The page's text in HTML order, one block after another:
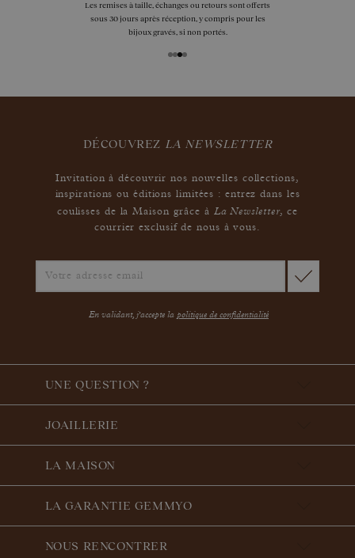
Les remises à taille, échanges ou retours sont offerts
sous 30 jours après réception, y compris pour les
bijoux gravés, si non portés.
DÉCOUVREZ LA NEWSLETTER
Invitation à découvrir nos nouvelles collections,
inspirations ou éditions limitées : entrez dans les
coulisses de la Maison grâce à La Newsletter,ce
courrier exclusif de nous à vous.
En validant, j'accepte la politique de confidentialité
UNE QUESTION ?
JOAILLERIE
LA MAISON
LA GARANTIE GEMMYO
NOUS RENCONTRER